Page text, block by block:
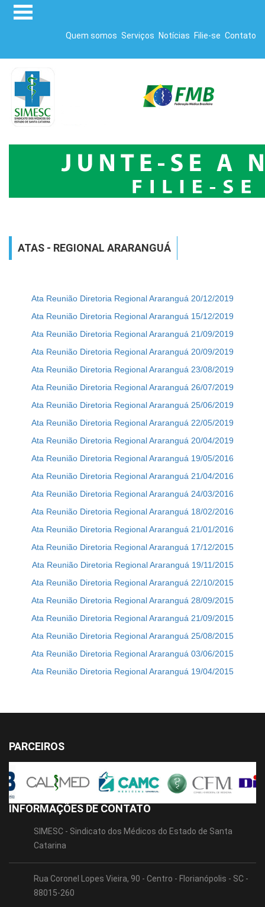
Quem somos Serviços Notícias Filie-se Contato
ATAS - REGIONAL ARARANGUÁ
Ata Reunião Diretoria Regional Araranguá 20/12/2019
Ata Reunião Diretoria Regional Araranguá 15/12/2019
Ata Reunião Diretoria Regional Araranguá 21/09/2019
Ata Reunião Diretoria Regional Araranguá 20/09/2019
Ata Reunião Diretoria Regional Araranguá 23/08/2019
Ata Reunião Diretoria Regional Araranguá 26/07/2019
Ata Reunião Diretoria Regional Araranguá 25/06/2019
Ata Reunião Diretoria Regional Araranguá 22/05/2019
Ata Reunião Diretoria Regional Araranguá 20/04/2019
Ata Reunião Diretoria Regional Araranguá 19/05/2016
Ata Reunião Diretoria Regional Araranguá 21/04/2016
Ata Reunião Diretoria Regional Araranguá 24/03/2016
Ata Reunião Diretoria Regional Araranguá 18/02/2016
Ata Reunião Diretoria Regional Araranguá 21/01/2016
Ata Reunião Diretoria Regional Araranguá 17/12/2015
Ata Reunião Diretoria Regional Araranguá 19/11/2015
Ata Reunião Diretoria Regional Araranguá 22/10/2015
Ata Reunião Diretoria Regional Araranguá 28/09/2015
Ata Reunião Diretoria Regional Araranguá 21/09/2015
Ata Reunião Diretoria Regional Araranguá 25/08/2015
Ata Reunião Diretoria Regional Araranguá 03/06/2015
Ata Reunião Diretoria Regional Araranguá 19/04/2015
PARCEIROS
INFORMAÇÕES DE CONTATO
SIMESC - Sindicato dos Médicos do Estado de Santa
Catarina
Rua Coronel Lopes Vieira, 90 - Centro - Florianópolis - SC -
88015-260